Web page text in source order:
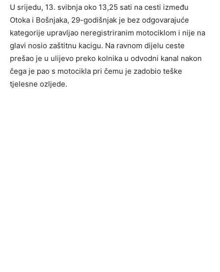
U srijedu, 13. svibnja oko 13,25 sati na cesti između
Otoka i Bošnjaka, 29-godišnjak je bez odgovarajuće
kategorije upravljao neregistriranim motociklom i nije na
glavi nosio zaštitnu kacigu. Na ravnom dijelu ceste
prešao je u ulijevo preko kolnika u odvodni kanal nakon
čega je pao s motocikla pri čemu je zadobio teške
tjelesne ozljede.